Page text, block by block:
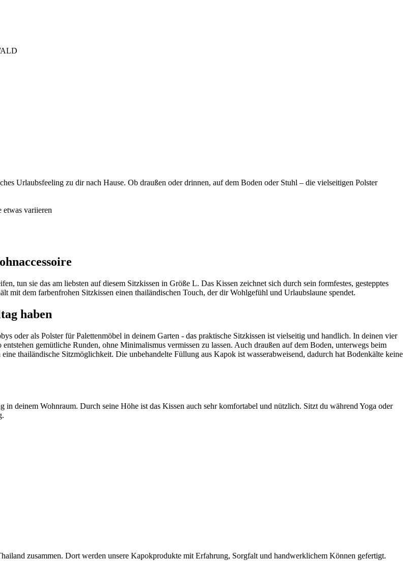
Urlaubsfeeling zu dir nach Hause. Ob draußen oder drinnen, auf dem Boden oder Stuhl – die vielseitigen Polster
etwas variieren
tun sie das am liebsten auf diesem Sitzkissen in Größe L. Das Kissen zeichnet sich durch sein formfestes, gestepptes
mit dem farbenfrohen Sitzkissen einen thailändischen Touch, der dir Wohlgefühl und Urlaubslaune spendet.
haben
oder als Polster für Palettenmöbel in deinem Garten - das praktische Sitzkissen ist vielseitig und handlich. In deinen vier
gemütliche Runden, ohne Minimalismus vermissen zu lassen. Auch draußen auf dem Boden, unterwegs beim
thailändische Sitzmöglichkeit. Die unbehandelte Füllung aus Kapok ist wasserabweisend, dadurch hat Bodenkälte keine
deinem Wohnraum. Durch seine Höhe ist das Kissen auch sehr komfortabel und nützlich. Sitzt du während Yoga oder
zusammen. Dort werden unsere Kapokprodukte mit Erfahrung, Sorgfalt und handwerklichem Können gefertigt.